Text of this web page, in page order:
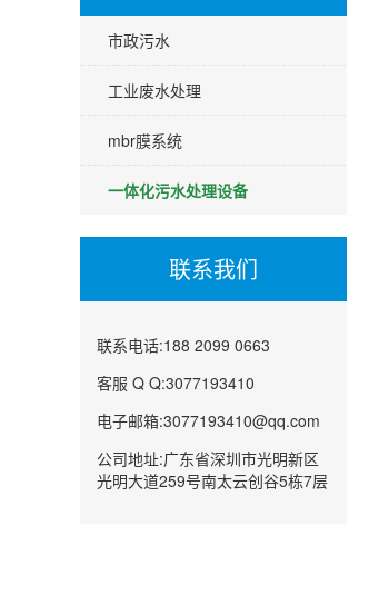
市政污水
工业废水处理
mbr膜系统
一体化污水处理设备
联系我们
联系电话:188 2099 0663
客服 Q Q:3077193410
电子邮箱:3077193410@qq.com
公司地址:广东省深圳市光明新区
光明大道259号南太云创谷5栋7层